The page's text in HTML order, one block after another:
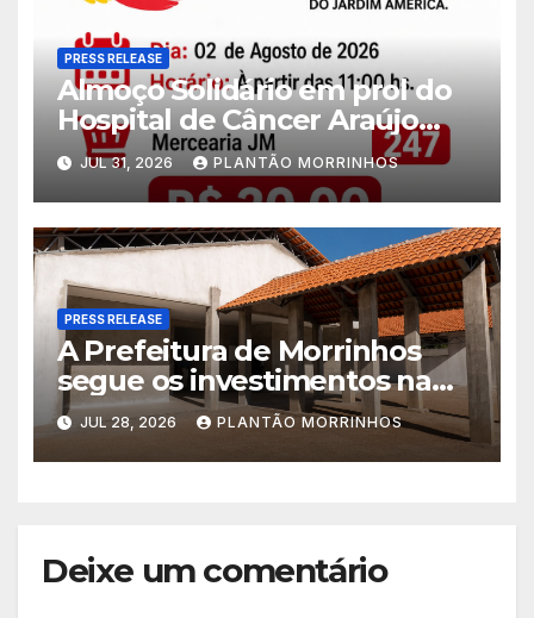
PRESS RELEASE
Almoço Solidário em prol do
Hospital de Câncer Araújo
Jorge é realizado no Jardim
América
JUL 31, 2026 PLANTÃO MORRINHOS
PRESS RELEASE
A Prefeitura de Morrinhos
segue os investimentos na
educação. A obra da Escola
Municipal Eudóxio de
Figueiredo avança em ritmo
JUL 28, 2026 PLANTÃO MORRINHOS
Deixe um comentário